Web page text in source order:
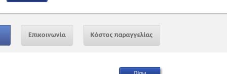
Επικοινωνία Κόστος παραγγελίας